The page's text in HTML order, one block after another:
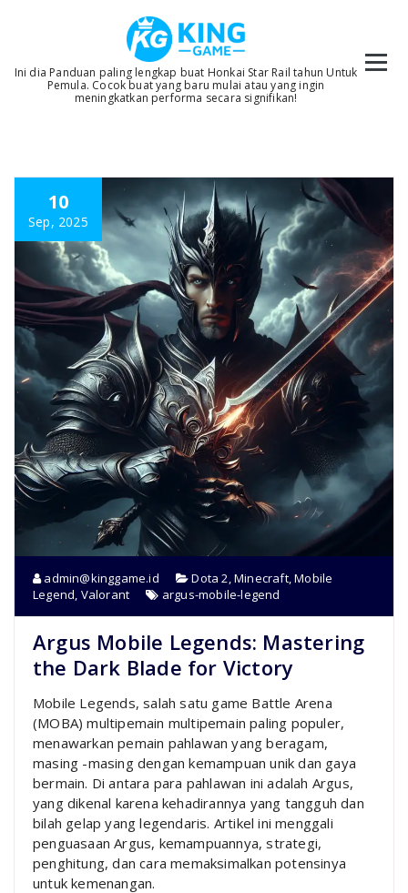
Ini dia Panduan paling lengkap buat Honkai Star Rail tahun Untuk
Pemula. Cocok buat yang baru mulai atau yang ingin
meningkatkan performa secara signifikan!
10
Sep, 2025
admin@kinggame.id Dota 2 ,Minecraft,Mobile
Legend Valorant argus-mobile-legend
Argus Mobile Legends: Mastering
the Dark Blade for Victory
Mobile Legends, salah satu game Battle Arena
(MOBA) multipemain multipemain paling populer,
menawarkan pemain pahlawan yang beragam,
masing -masing dengan kemampuan unik dan gaya
bermain. Di antara para pahlawan ini adalah Argus,
yang dikenal karena kehadirannya yang tangguh dan
bilah gelap yang legendaris. Artikel ini menggali
penguasaan Argus, kemampuannya, strategi,
penghitung, dan cara memaksimalkan potensinya
untuk kemenangan.